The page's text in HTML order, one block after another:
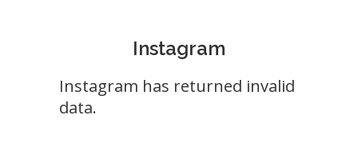
Instagram
Instagram has returned invalid
data.